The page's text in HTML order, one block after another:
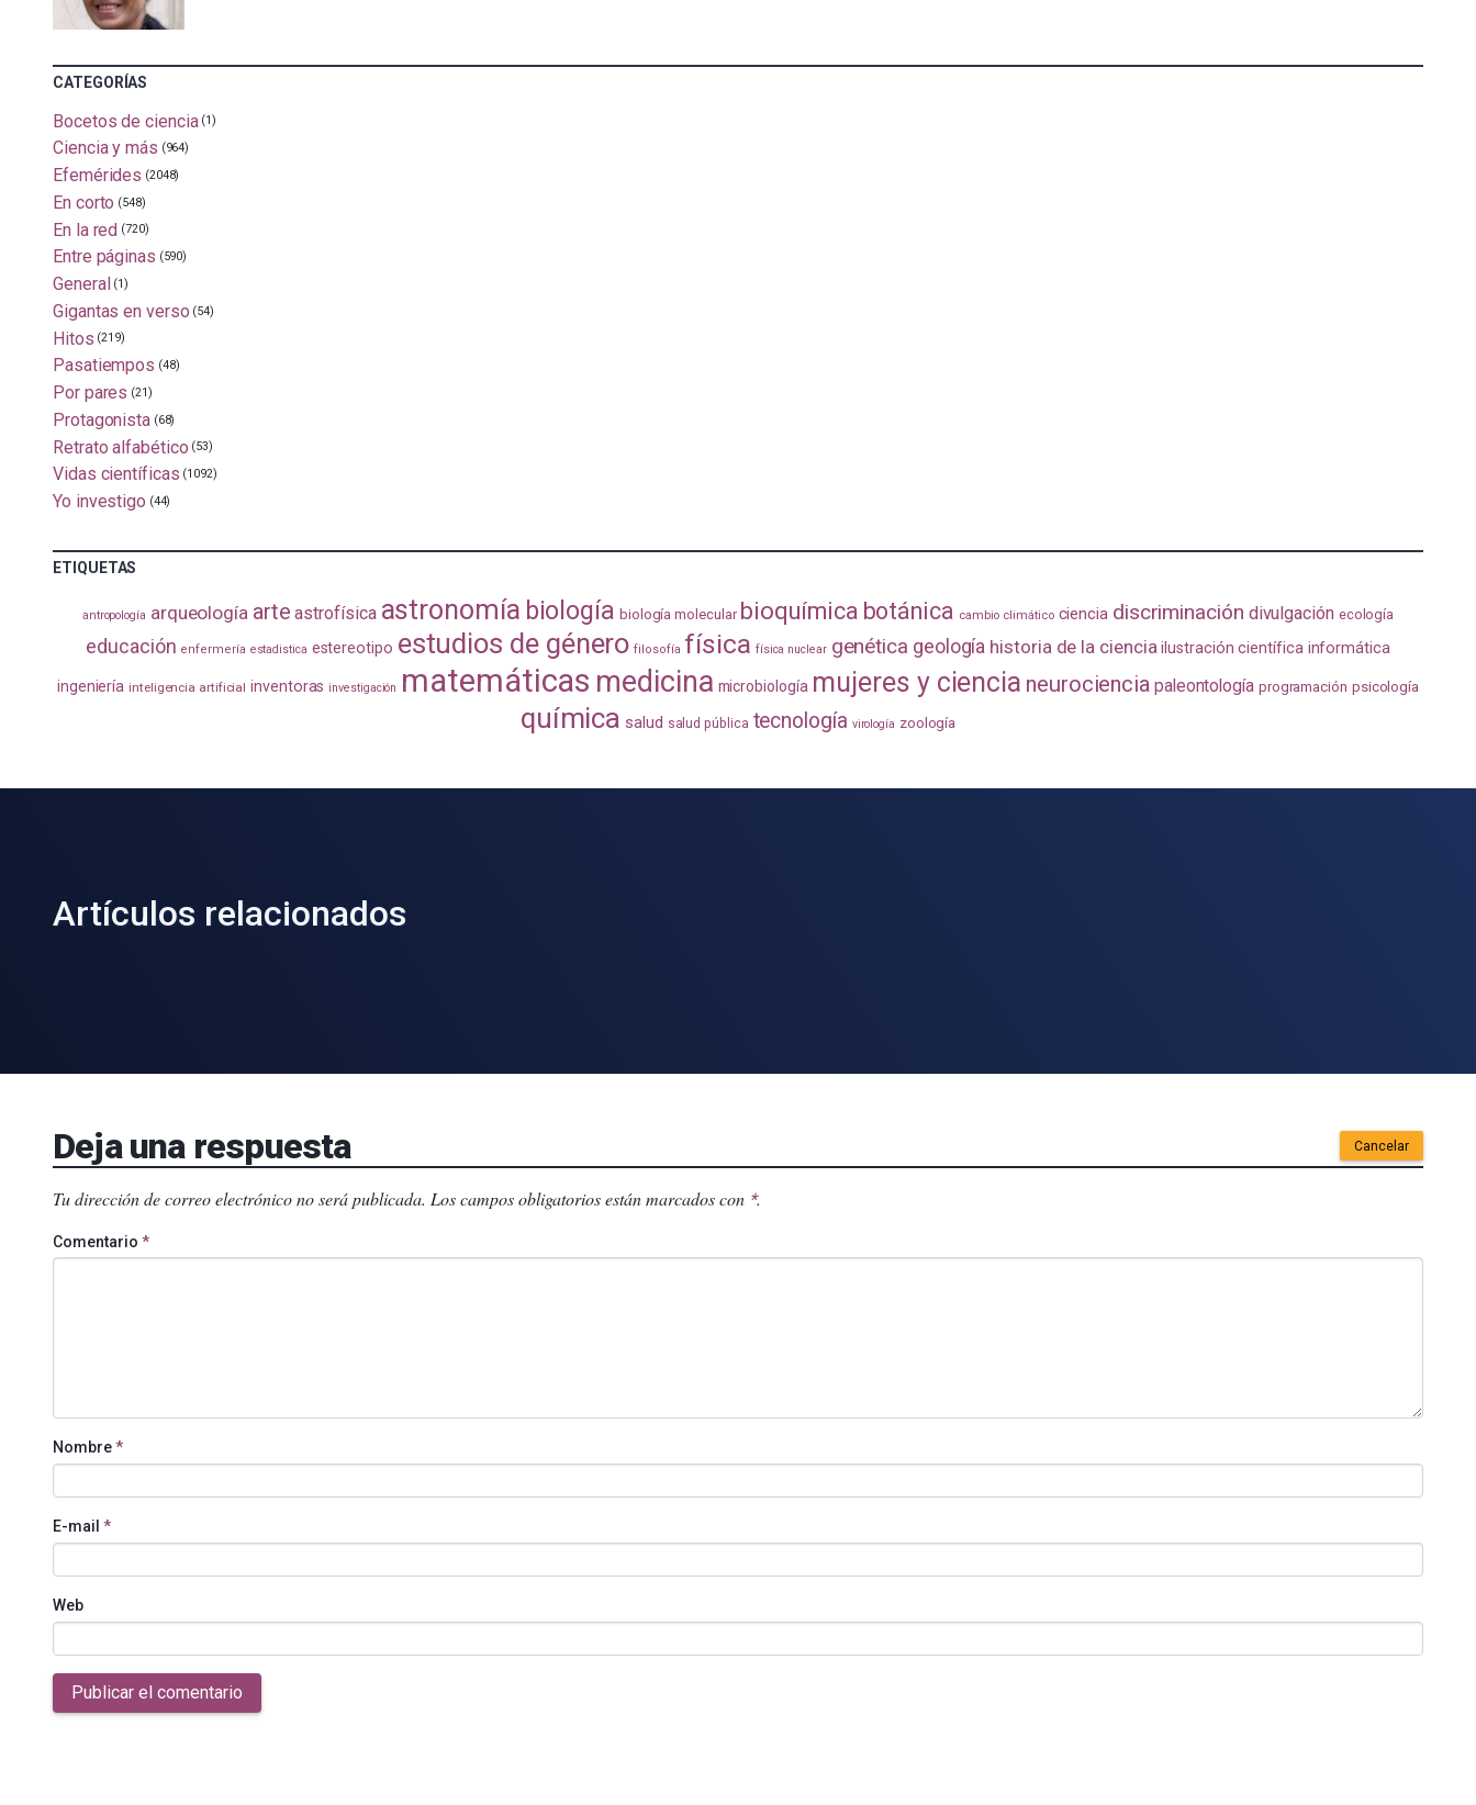
CATEGORÍAS
Bocetos de ciencia (1)
Ciencia y más (964)
Efemérides (2048)
En corto (548)
En la red (720)
Entre páginas (590)
General (1)
Gigantas en verso (54)
Hitos (219)
Pasatiempos (48)
Por pares (21)
Protagonista (68)
Retrato alfabético (53)
Vidas científicas (1092)
Yo investigo (44)
ETIQUETAS
antropología arqueología arte astrofísica astronomía biología biología molecular bioquímica botánica cambio climático ciencia discriminación divulgación ecología
educación enfermería estadistica estereotipo estudios de género filosofía física física nuclear genética geología historia de la ciencia ilustración científica informática
ingeniería inteligencia artificial inventoras investigación matemáticas medicina microbiología mujeres y ciencia neurociencia paleontología programación psicología
química salud salud pública tecnología virología zoología
Artículos relacionados
Deja una respuesta Cancelar
Tu dirección de correo electrónico no será publicada. Los campos obligatorios están marcados con *.
Comentario *
Nombre*
E-mail *
Web
Publicar el comentario